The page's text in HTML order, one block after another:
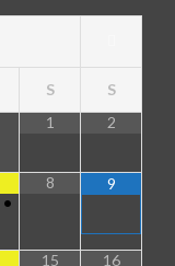
S
S
1
2
•
8 9
15 16